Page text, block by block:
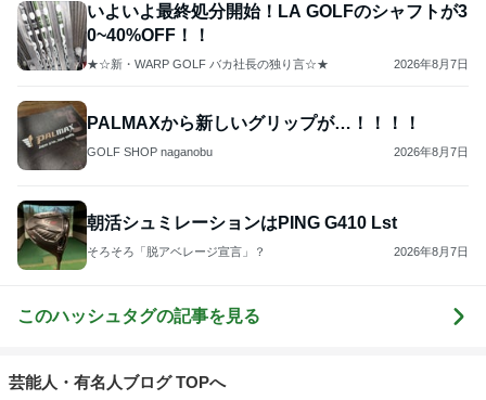
いよいよ最終処分開始！LA GOLFのシャフトが3
0~40%OFF！！
★☆新・WARP GOLF バカ社長の独り言☆★ 2026年8月7日
PALMAXから新しいグリップが…！！！！
GOLF SHOP naganobu 2026年8月7日
朝活シュミレーションはPING G410 Lst
そろそろ「脱アベレージ宣言」？ 2026年8月7日
このハッシュタグの記事を見る
芸能人・有名人ブログ TOPへ